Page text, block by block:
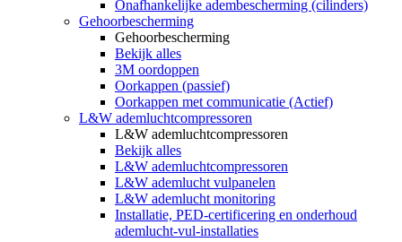
Onafhankelijke adembescherming (cilinders)
Gehoorbescherming
Gehoorbescherming
Bekijk alles
3M oordoppen
Oorkappen (passief)
Oorkappen met communicatie (Actief)
L&W ademluchtcompressoren
L&W ademluchtcompressoren
Bekijk alles
L&W ademluchtcompressoren
L&W ademlucht vulpanelen
L&W ademlucht monitoring
Installatie, PED-certificering en onderhoud
ademlucht-vul-installaties